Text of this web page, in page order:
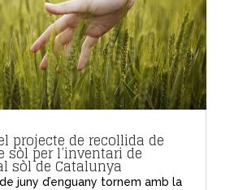
projecte de recollida de
sòl per l’inventari de
sòl de Catalunya
juny d’enguany tornem amb la